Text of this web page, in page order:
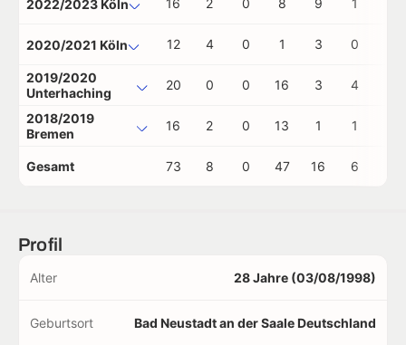
2022/2023 Köln 16 2 0 8 9 1
2020/2021 Köln 12 4 0 1 3 0
2019/2020
Unterhaching
20 0 0 16 3 4
2018/2019
Bremen
16 2 0 13 1 1
Gesamt 73 8 0 47 16 6
Profil
Alter 28 Jahre (03/08/1998)
Geburtsort Bad Neustadt an der Saale Deutschland